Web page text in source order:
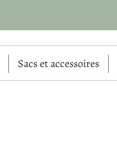
Sacs et accessoires